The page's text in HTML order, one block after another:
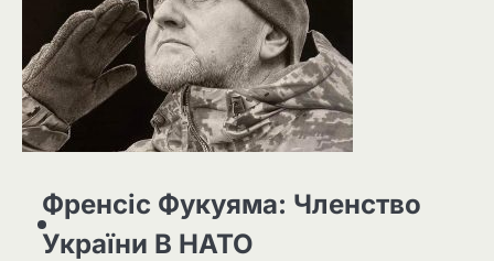
Френсіс Фукуяма: Членство
України В НАТО